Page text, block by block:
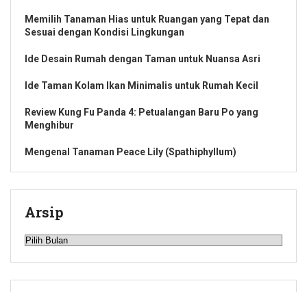
Memilih Tanaman Hias untuk Ruangan yang Tepat dan
Sesuai dengan Kondisi Lingkungan
Ide Desain Rumah dengan Taman untuk Nuansa Asri
Ide Taman Kolam Ikan Minimalis untuk Rumah Kecil
Review Kung Fu Panda 4: Petualangan Baru Po yang
Menghibur
Mengenal Tanaman Peace Lily (Spathiphyllum)
Arsip
Arsip